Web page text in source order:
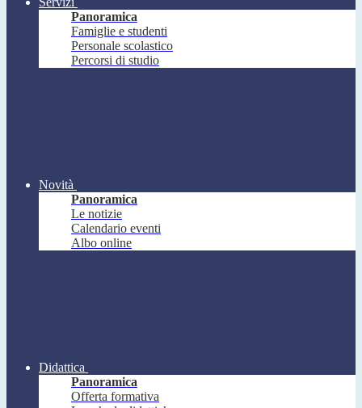
Panoramica
Famiglie e studenti
Personale scolastico
Percorsi di studio
Novità
Panoramica
Le notizie
Calendario eventi
Albo online
Didattica
Panoramica
Offerta formativa